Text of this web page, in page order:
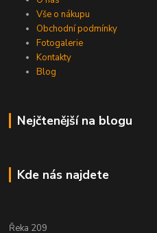
Vše o nákupu
Obchodní podmínky
Fotogalerie
Kontakty
Blog
Nejčtenější na blogu
Kde nás najdete
Řeka 209